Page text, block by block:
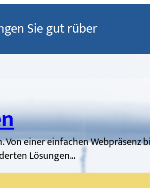
Sie gut rüber
einer einfachen Webpräsenz
Lösungen…